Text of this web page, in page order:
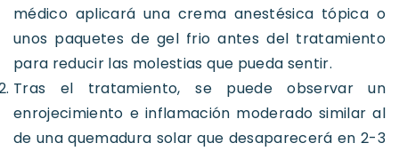
médico aplicará una crema anestésica tópica o
unos paquetes de gel frio antes del tratamiento
para reducir las molestias que pueda sentir.
Tras el tratamiento, se puede observar un
enrojecimiento e inflamación moderado similar al
de una quemadura solar que desaparecerá en 2-3